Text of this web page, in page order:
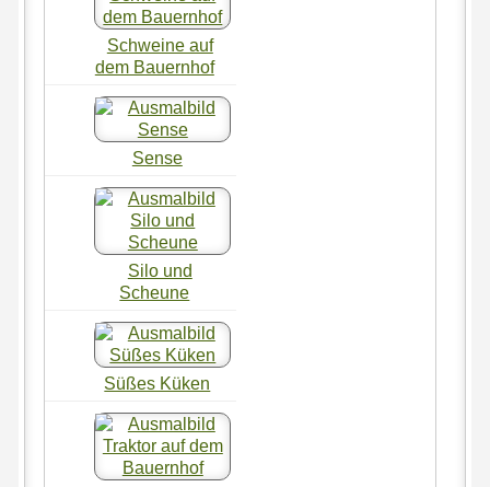
Schweine auf
dem Bauernhof
Sense
Silo und
Scheune
Süßes Küken